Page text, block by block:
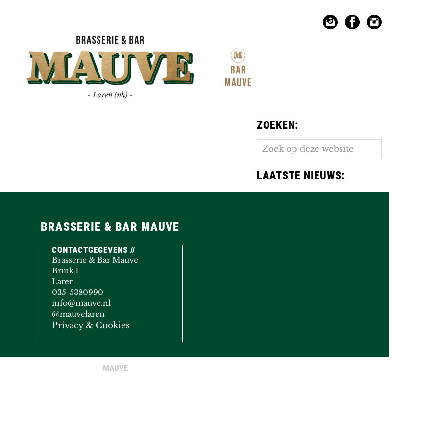
ZOEKEN:
Zoek
op
deze
website
LAATSTE NIEUWS:
BRASSERIE & BAR MAUVE
CONTACTGEGEVENS //
Brasserie & Bar Mauve
Brink 1
Laren
035-5380990
info@mauve.nl
@mauvelaren
Privacy & Cookies
MAUVE· ALL RIGHTS RESERVED